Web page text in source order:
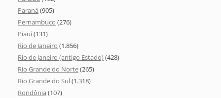
Paraná (905)
Pernambuco (276)
Piauí(131)
Rio de Janeiro (1.856)
Rio de Janeiro (antigo Estado)(428)
Rio Grande do Norte(265)
Rio Grande do Sul(1.318)
Rondônia (107)